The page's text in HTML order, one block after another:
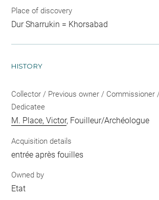
Place of discovery
Dur Sharrukin = Khorsabad
HISTORY
Collector / Previous owner / Commissioner
Dedicatee
M. Place, Victor, Fouilleur/Archéologue
Acquisition details
entrée après fouilles
Owned by
Etat